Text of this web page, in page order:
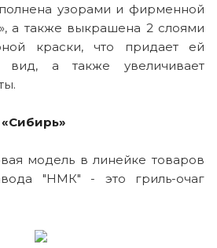
узорами и фирменной
а также выкрашена 2 слоями
краски, что придает ей
а также увеличивает
модель в линейке товаров
"НМК" - это гриль-очаг